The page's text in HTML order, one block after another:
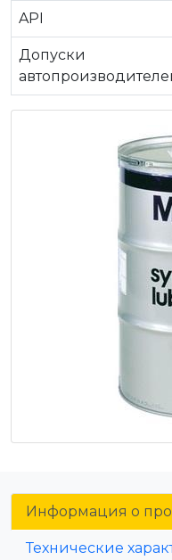
API
Допуски
Информация о
Технические